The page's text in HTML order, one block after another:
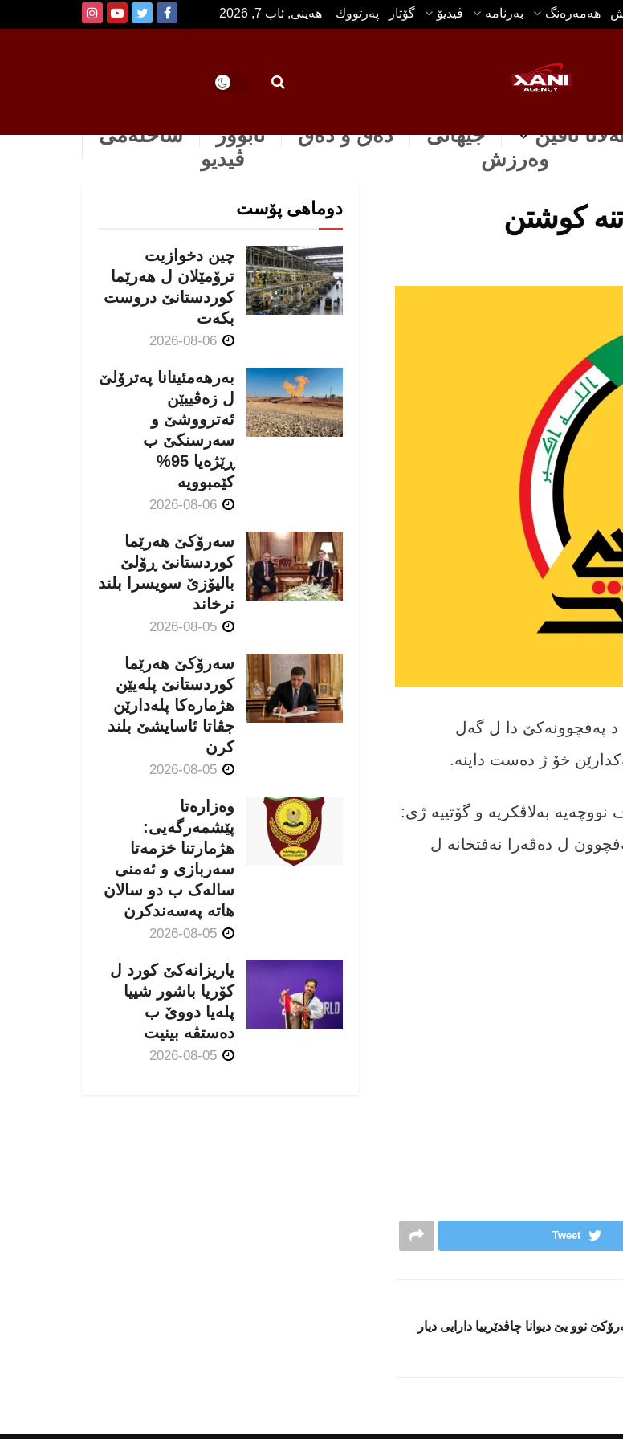
هه‌مه‌ره‌نگ بەرنامە ڤیدیۆ گۆتار په‌رتووك هەینی, ئاب 7, 2026
ناڤین جیهانی دەق و دەق ئابوور
ساخله‌می
وه‌رزش ڤیدیو
كوشتن
د په‌فچوونه‌كێ دا ل گه‌ل
خۆ ژ ده‌ست داینه‌.
نووچه‌یه‌ به‌لاڤكریه‌ و گۆتییه‌ ژى:
ل ده‌ڤه‌را نه‌فتخانه‌ ل
Tweet
نوو یێ دیوانا چاڤدێرییا دارایی دیار
دوماهی پۆست
چین دخوازیت
ترۆمێلان ل هەرێما
كوردستانێ دروست
بكەت
بەرهەمئینانا په‌ترۆلێ
ل زه‌ڤییێن
ئەترووشێ و
سەرسنكێ ب
ڕێژەیا 95%
كێمبوویە
سەرۆکێ هەرێما
کوردستانێ ڕۆلێ
بالیۆزێ سویسرا بلند
نرخاند
سەرۆکێ هەرێما
کوردستانێ پلەیێن
هژمارەكا پلەدارێن
جڤاتا ئاسایشێ بلند
كرن
وەزارەتا
پێشمەرگەیی:
هژمارتنا خزمەتا
سەربازی و ئەمنی
سالەک ب دو سالان
هاتە پەسەندكرن
یاریزانەكێ کورد ل
کۆریا باشور شییا
پلەیا دووێ ب
دەستڤە بینیت